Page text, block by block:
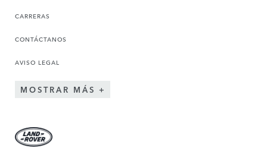
CARRERAS
CONTÁCTANOS
AVISO LEGAL
MOSTRAR MÁS